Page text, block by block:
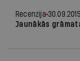
Recenzija
Jaunākās